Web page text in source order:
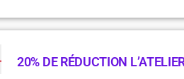
20% DE RÉDUCTION